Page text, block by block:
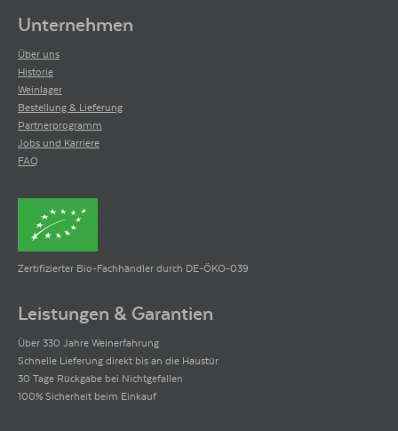
Unternehmen
Über uns
Historie
Weinlager
Bestellung & Lieferung
Partnerprogramm
Jobs und Karriere
FAQ
Zertifizierter Bio-Fachhändler durch DE-ÖKO-039
Leistungen & Garantien
Über 330 Jahre Weinerfahrung
Schnelle Lieferung direkt bis an die Haustür
30 Tage Rückgabe bei Nichtgefallen
100% Sicherheit beim Einkauf